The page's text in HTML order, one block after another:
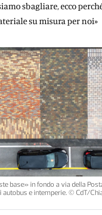
sbagliare, ecco
su misura per noi»
base» in fondo a via della
autobus e intemperie. © CdT/